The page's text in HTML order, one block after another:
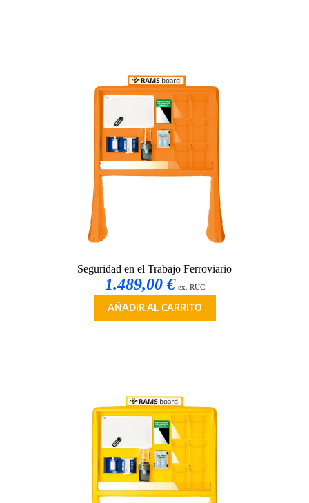
Seguridad en el Trabajo Ferroviario
1.489,00 € ex. RUC
AÑADIR AL CARRITO